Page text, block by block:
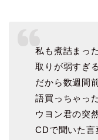
私も煮詰まった
取りが弱すぎ
だから数週間
語買っちゃった
ウヨン君の突
CDで聞いた言